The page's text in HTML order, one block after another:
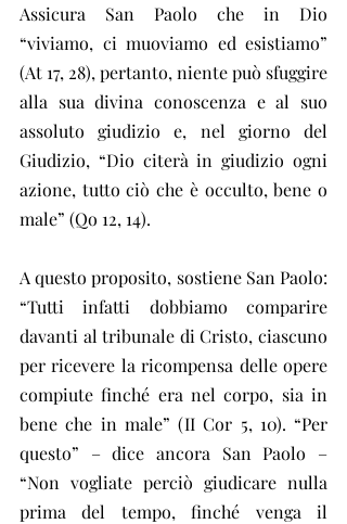
Assicura San Paolo che in Dio
“viviamo, ci muoviamo ed esistiamo”
(At 17, 28), pertanto, niente può sfuggire
alla sua divina conoscenza e al suo
assoluto giudizio e, nel giorno del
Giudizio, “Dio citerà in giudizio ogni
azione, tutto ciò che è occulto, bene o
male” (Qo 12, 14).
A questo proposito, sostiene San Paolo:
“Tutti infatti dobbiamo comparire
davanti al tribunale di Cristo, ciascuno
per ricevere la ricompensa delle opere
compiute finché era nel corpo, sia in
bene che in male” (II Cor 5, 10). “Per
questo” – dice ancora San Paolo –
“Non vogliate perciò giudicare nulla
prima del tempo, finché venga il